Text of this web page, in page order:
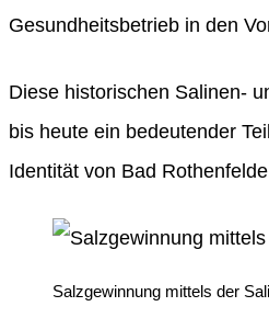
Gesundheitsbetrieb in den
Diese historischen Salinen-
bis heute ein bedeutender
Identität von Bad
Salzgewinnung mittels der